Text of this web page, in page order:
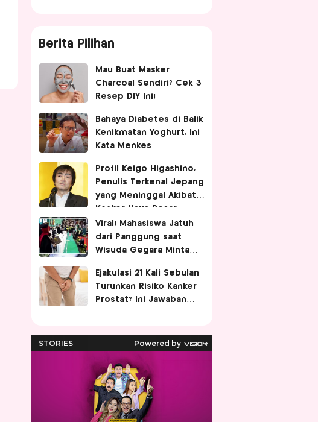
Berita Pilihan
Mau Buat Masker
Charcoal Sendiri? Cek 3
Resep DIY Ini!
Bahaya Diabetes di Balik
Kenikmatan Yoghurt, Ini
Kata Menkes
Profil Keigo Higashino,
Penulis Terkenal Jepang
yang Meninggal Akibat
Kanker Usus Besar
Viral! Mahasiswa Jatuh
dari Panggung saat
Wisuda Gegara Minta
Netizen: Malunya
Sampai Tua
Ejakulasi 21 Kali Sebulan
Turunkan Risiko Kanker
Prostat? Ini Jawaban